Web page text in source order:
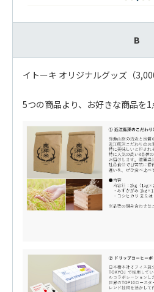
B
イトーキ オリジナルグッズ（
5つの商品より、お好きな商品を1